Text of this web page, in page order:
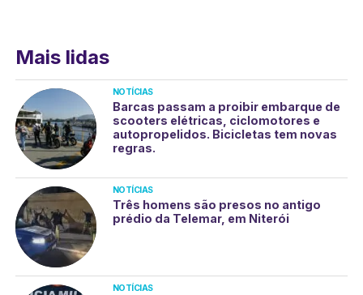
Mais lidas
NOTÍCIAS
Barcas passam a proibir embarque de
scooters elétricas, ciclomotores e
autopropelidos. Bicicletas tem novas
regras.
NOTÍCIAS
Três homens são presos no antigo
prédio da Telemar, em Niterói
NOTÍCIAS